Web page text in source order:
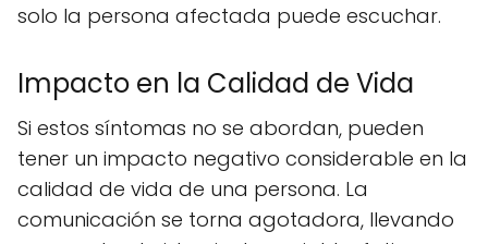
solo la persona afectada puede escuchar.
Impacto en la Calidad de Vida
Si estos síntomas no se abordan, pueden
tener un impacto negativo considerable en la
calidad de vida de una persona. La
comunicación se torna agotadora, llevando